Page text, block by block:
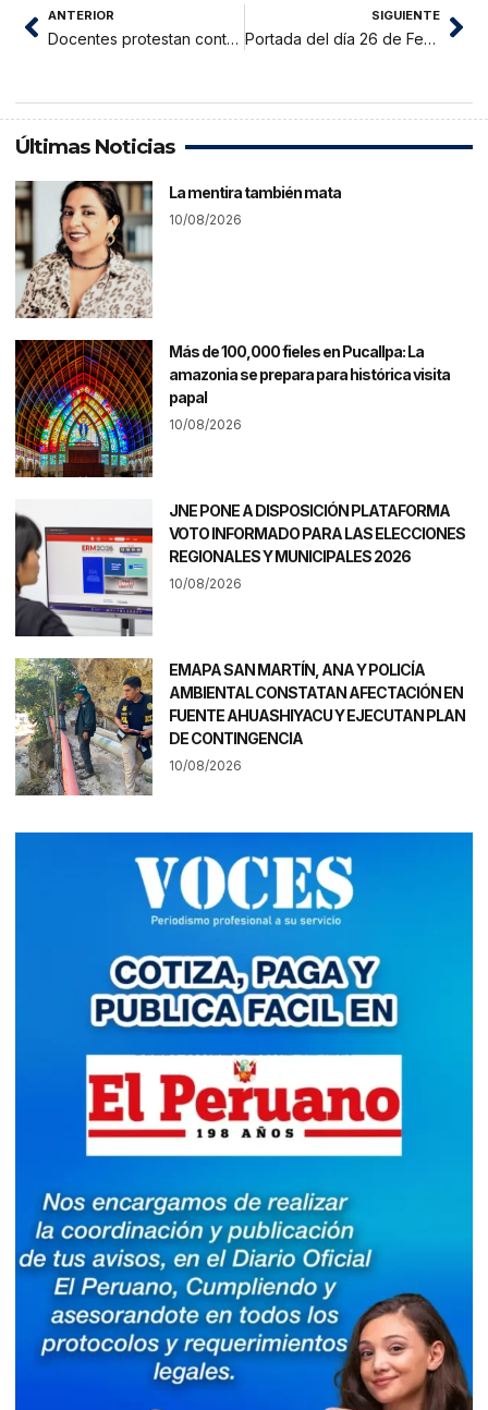
ANTERIOR
Docentes protestan contra PRONABEC por falta de pago
SIGUIENTE
Portada del día 26 de Febrero del 2015
Últimas Noticias
La mentira también mata
10/08/2026
Más de 100,000 fieles en Pucallpa: La
amazonia se prepara para histórica visita
papal
10/08/2026
JNE PONE A DISPOSICIÓN PLATAFORMA
VOTO INFORMADO PARA LAS ELECCIONES
REGIONALES Y MUNICIPALES 2026
10/08/2026
EMAPA SAN MARTÍN, ANA Y POLICÍA
AMBIENTAL CONSTATAN AFECTACIÓN EN
FUENTE AHUASHIYACU Y EJECUTAN PLAN
DE CONTINGENCIA
10/08/2026